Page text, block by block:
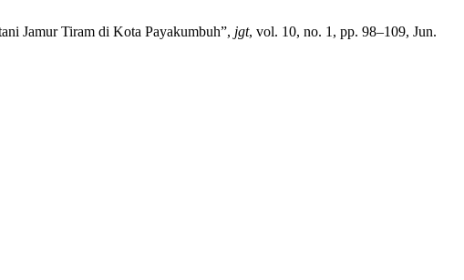
Jamur Tiram di Kota Payakumbuh”, jgt, vol. 10, no. 1, pp. 98–109, Jun.